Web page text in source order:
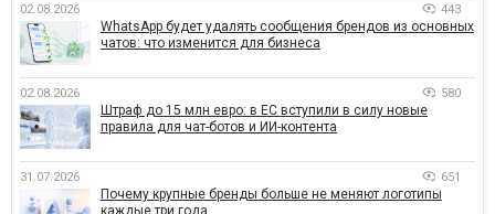
02.08.2026 443
WhatsApp будет удалять сообщения брендов из основных
чатов: что изменится для бизнеса
02.08.2026 580
Штраф до 15 млн евро: в ЕС вступили в силу новые
правила для чат-ботов и ИИ-контента
31.07.2026 651
Почему крупные бренды больше не меняют логотипы
каждые три года